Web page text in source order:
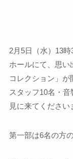
2月5日（水）13
ホールにて、思
コレクション」が
スタッフ10名・
見に来てください
第一部は6名の方